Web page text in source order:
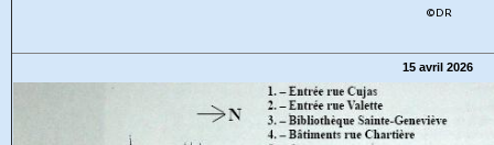
©DR
15 avril 2026